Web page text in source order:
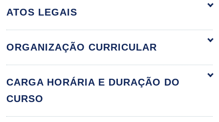
ATOS LEGAIS
ORGANIZAÇÃO CURRICULAR
60h
CARGA HORÁRIA E DURAÇÃO DO
CURSO